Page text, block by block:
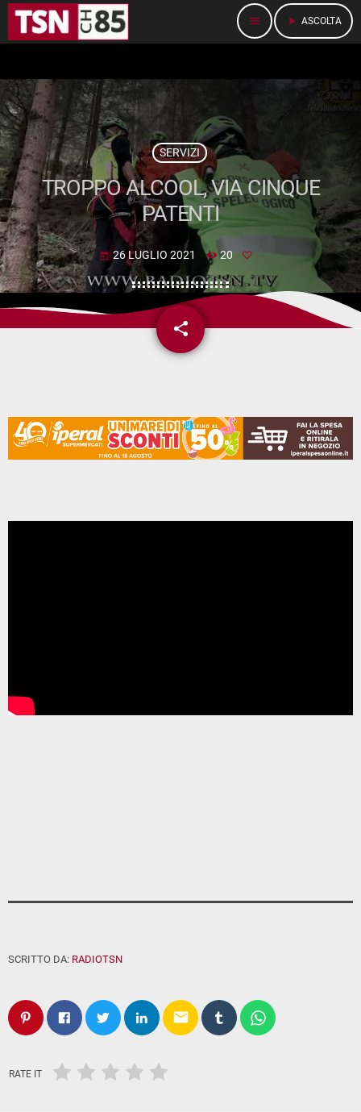
menu play_arrow ASCOLTA
SERVIZI
TROPPO ALCOOL, VIA CINQUE
PATENTI
today 26 LUGLIO 2021 20
share
email
SCRITTO DA: RADIOTSN
email
RATE IT